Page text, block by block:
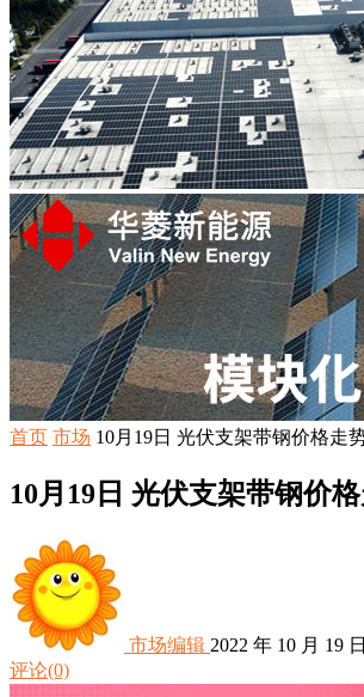
首页 市场 10月19日 光伏支架带钢价格走
10月19日 光伏支架带钢价
市场编辑 2022 年 10 月 19
评论(0)